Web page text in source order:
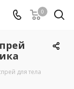
0
для тела